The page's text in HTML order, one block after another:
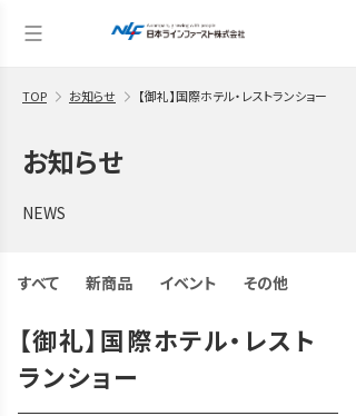
TOP お知らせ 【御礼】国際ホテル・レストランショー
お知らせ
NEWS
すべて 新商品 イベント その他
【御礼】国際ホテル・レスト
ランショー